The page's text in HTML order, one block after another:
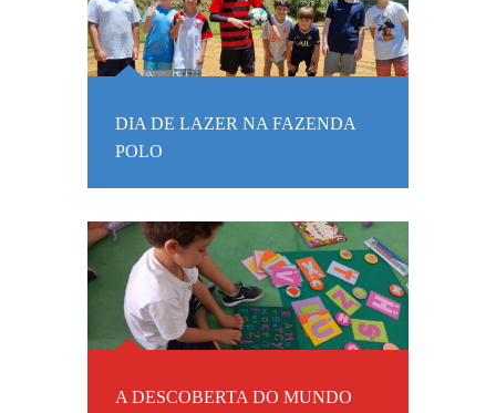
DIA DE LAZER NA FAZENDA
POLO
A DESCOBERTA DO MUNDO